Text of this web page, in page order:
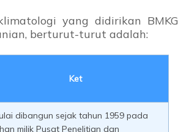
yang didirikan BMKG
berturut-turut adalah:
Ket
dibangun sejak tahun 1959 pada
milik Pusat Penelitian dan